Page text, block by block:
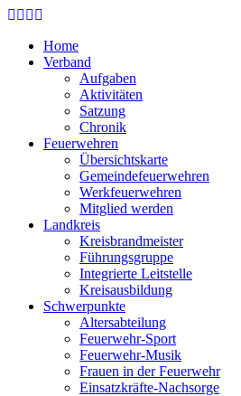
Skip
main
content
Home
Verband
Aufgaben
Aktivitäten
Satzung
Chronik
Feuerwehren
Übersichtskarte
Gemeindefeuerwehren
Werkfeuerwehren
Mitglied werden
Landkreis
Kreisbrandmeister
Führungsgruppe
Integrierte Leitstelle
Kreisausbildung
Schwerpunkte
Altersabteilung
Feuerwehr-Sport
Feuerwehr-Musik
Frauen in der Feuerwehr
Einsatzkräfte-Nachsorge